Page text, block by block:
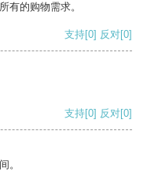
有的购物需求。
支持[0] 反对[0]
支持[0] 反对[0]
。